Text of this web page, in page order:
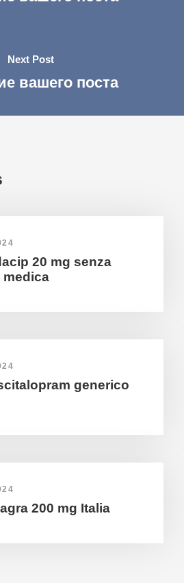
Next Post
вашего поста
20 mg senza
medica
generico
200 mg Italia